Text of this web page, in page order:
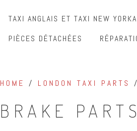
TAXI ANGLAIS ET TAXI NEW
PIÈCES DÉTACHÉES
HOME / LONDON TAXI PARTS
BRAKE PARTS